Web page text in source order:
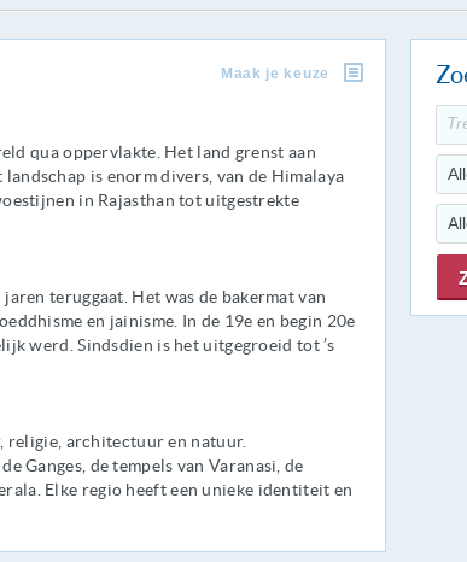
Maak je keuze
qua oppervlakte. Het land grenst aan
is enorm divers, van de Himalaya
in Rajasthan tot uitgestrekte
teruggaat. Het was de bakermat van
en jainisme. In de 19e en begin 20e
werd. Sindsdien is het uitgegroeid tot ’s
religie, architectuur en natuur.
Ganges, de tempels van Varanasi, de
Elke regio heeft een unieke identiteit en